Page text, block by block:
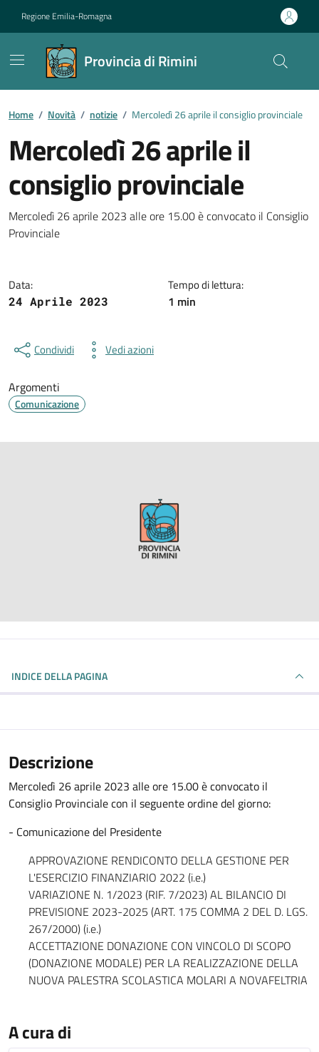
Regione Emilia-Romagna
Provincia di Rimini
Contenuti in evidenza
Home / Novità / notizie / Mercoledì 26 aprile il consiglio provinciale
Mercoledì 26 aprile il
consiglio provinciale
Dettagli della notizia
Mercoledì 26 aprile 2023 alle ore 15.00 è convocato il Consiglio
Provinciale
Data:
24 Aprile 2023
Tempo di lettura:
1 min
Condividi Vedi azioni
Argomenti
Comunicazione
INDICE DELLA PAGINA
Descrizione
Mercoledì 26 aprile 2023 alle ore 15.00 è convocato il
Consiglio Provinciale con il seguente ordine del giorno:
- Comunicazione del Presidente
APPROVAZIONE RENDICONTO DELLA GESTIONE PER
L'ESERCIZIO FINANZIARIO 2022 (i.e.)
VARIAZIONE N. 1/2023 (RIF. 7/2023) AL BILANCIO DI
PREVISIONE 2023-2025 (ART. 175 COMMA 2 DEL D. LGS.
267/2000) (i.e.)
ACCETTAZIONE DONAZIONE CON VINCOLO DI SCOPO
(DONAZIONE MODALE) PER LA REALIZZAZIONE DELLA
NUOVA PALESTRA SCOLASTICA MOLARI A NOVAFELTRIA
A cura di